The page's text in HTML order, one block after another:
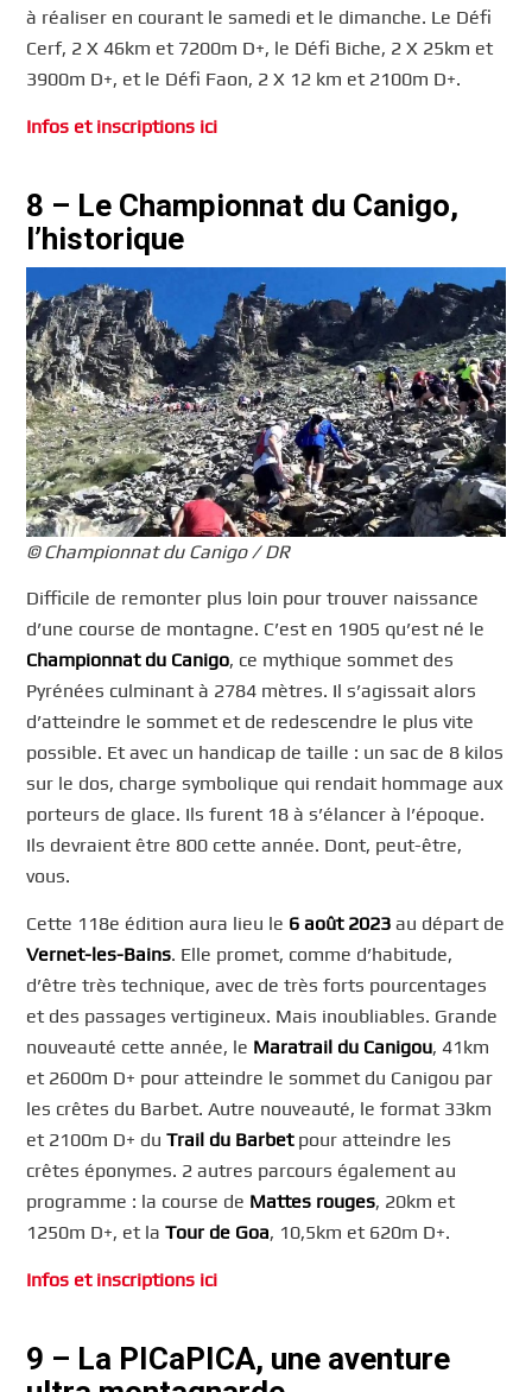
à réaliser en courant le samedi et le dimanche. Le Défi
Cerf, 2 X 46km et 7200m D+, le Défi Biche, 2 X 25km et
3900m D+, et le Défi Faon, 2 X 12 km et 2100m D+.
Infos et inscriptions ici
8 – Le Championnat du Canigo,
l’historique
© Championnat du Canigo / DR
Difficile de remonter plus loin pour trouver naissance
d’une course de montagne. C’est en 1905 qu’est né le
Championnat du Canigo, ce mythique sommet des
Pyrénées culminant à 2784 mètres. Il s’agissait alors
d’atteindre le sommet et de redescendre le plus vite
possible. Et avec un handicap de taille : un sac de 8 kilos
sur le dos, charge symbolique qui rendait hommage aux
porteurs de glace. Ils furent 18 à s’élancer à l’époque.
Ils devraient être 800 cette année. Dont, peut-être,
vous.
Cette 118e édition aura lieu le 6 août 2023 au départ de
Vernet-les-Bains. Elle promet, comme d’habitude,
d’être très technique, avec de très forts pourcentages
et des passages vertigineux. Mais inoubliables. Grande
nouveauté cette année, le Maratrail du Canigou, 41km
et 2600m D+ pour atteindre le sommet du Canigou par
les crêtes du Barbet. Autre nouveauté, le format 33km
et 2100m D+ duTrail du Barbetpour atteindre les
crêtes éponymes. 2 autres parcours également au
programme : la course de Mattes rouges, 20km et
1250m D+, et laTour de Goa, 10,5km et 620m D+.
Infos et inscriptions ici
9 – La PICaPICA, une aventure